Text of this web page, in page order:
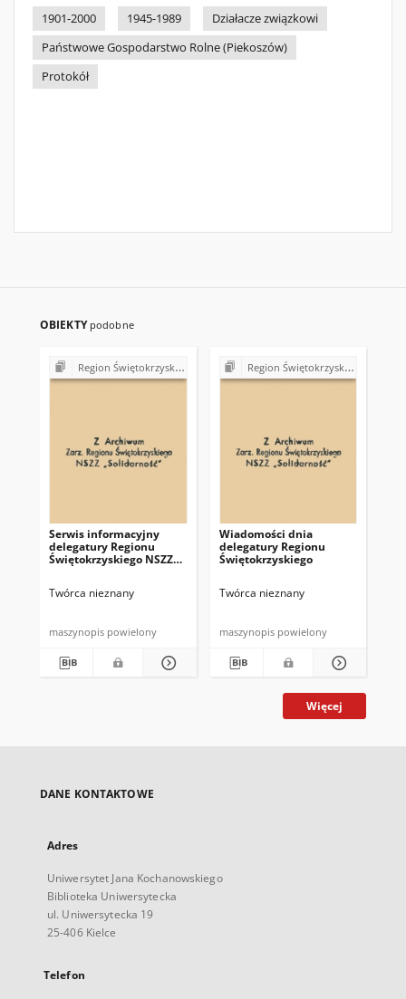
1901-2000
1945-1989
Działacze związkowi
Państwowe Gospodarstwo Rolne (Piekoszów)
Protokół
OBIEKTY podobne
Region Świętokrzyski NSZZ "Solidarność". Delegatura Starachowice
Serwis informacyjny
delegatury Regionu
Świętokrzyskiego NSZZ
Twórca nieznany
maszynopis powielony
Region Świętokrzyski NSZZ "Solidarność". Delegatura Starachowice
Wiadomości dnia
delegatury Regionu
Świętokrzyskiego
Twórca nieznany
maszynopis powielony
Więcej
DANE KONTAKTOWE
Adres
Uniwersytet Jana Kochanowskiego
Biblioteka Uniwersytecka
ul. Uniwersytecka 19
25-406 Kielce
Telefon